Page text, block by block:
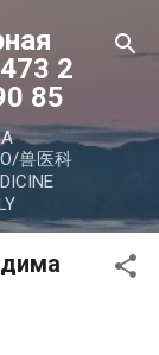
2
85
兽医科